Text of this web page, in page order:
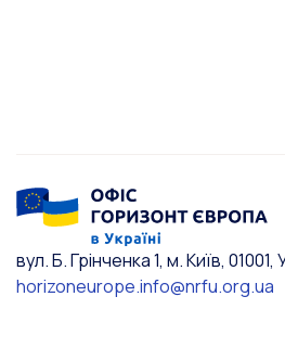
вул. Б. Грінченка 1, м. Київ, 01001,
horizoneurope.info@nrfu.org.ua